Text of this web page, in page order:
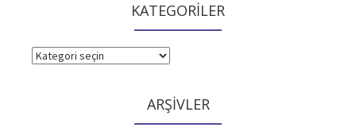
KATEGORİLER
KATEGORİLER
ARŞİVLER